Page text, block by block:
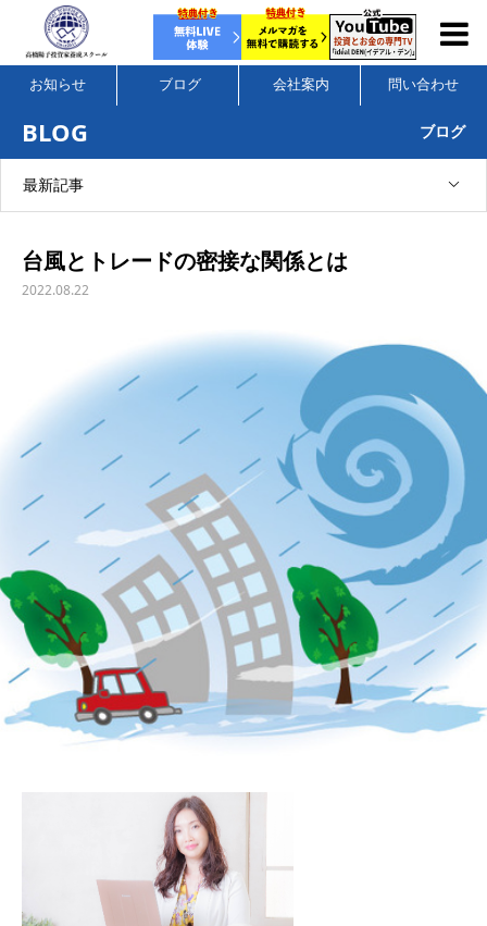
お知らせ ブログ 会社案内 問い合わせ
BLOG ブログ
最新記事
台風とトレードの密接な関係とは
2022.08.22